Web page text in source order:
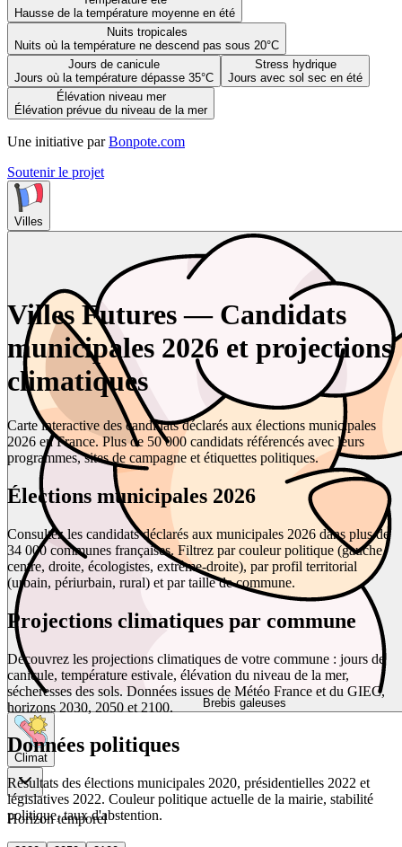
Hausse de la température moyenne en été
Nuits tropicales
Nuits où la température ne descend pas sous 20°C
Jours de canicule
Jours où la température dépasse 35°C
Stress hydrique
Jours avec sol sec en été
Élévation niveau mer
Élévation prévue du niveau de la mer
Une initiative par Bonpote.com
Soutenir le projet
Villes
Brebis galeuses
Climat
Horizon temporel
Villes Futures — Candidats
municipales 2026 et projections
climatiques
Carte interactive des candidats déclarés aux élections municipales
2026 en France. Plus de 50 000 candidats référencés avec leurs
programmes, sites de campagne et étiquettes politiques.
Élections municipales 2026
Consultez les candidats déclarés aux municipales 2026 dans plus de
34 000 communes françaises. Filtrez par couleur politique (gauche,
centre, droite, écologistes, extrême-droite), par profil territorial
(urbain, périurbain, rural) et par taille de commune.
Projections climatiques par commune
Découvrez les projections climatiques de votre commune : jours de
canicule, température estivale, élévation du niveau de la mer,
sécheresses des sols. Données issues de Météo France et du GIEC,
horizons 2030, 2050 et 2100.
Données politiques
Résultats des élections municipales 2020, présidentielles 2022 et
législatives 2022. Couleur politique actuelle de la mairie, stabilité
politique, taux d'abstention.